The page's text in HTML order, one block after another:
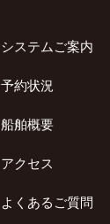
システムご案内
予約状況
船舶概要
アクセス
よくあるご質問